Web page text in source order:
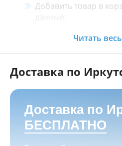
Добавить товар в
данные;
Менеджер свяжется с
Как оплатить:
Наличными,
картой и картой
магазина по адресуг.
24а, Мотосалон БАРС
Переводом на
Читать
Доставка по
Доставка по
БЕСПЛАТНО